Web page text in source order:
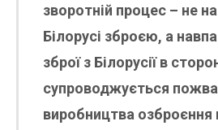
зворотній процес – не
Білорусі зброєю, а
зброї з Білорусії в
супроводжується
виробництва озброєння